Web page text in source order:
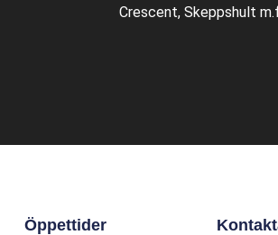
Crescent, Skeppshult
Öppettider